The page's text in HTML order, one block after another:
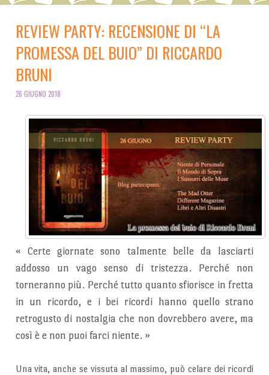
REVIEW PARTY: RECENSIONE DI “LA
PROMESSA DEL BUIO” DI RICCARDO
BRUNI
26 GIUGNO 2018
«
Certe giornate sono talmente belle da lasciarti
addosso un vago senso di tristezza. Perché non
torneranno più. Perché tutto quanto sfiorisce in fretta
in un ricordo, e i bei ricordi hanno quello strano
retrogusto di nostalgia che non dovrebbero avere, ma
così è e non puoi farci niente. »
Una vita, anche se vissuta al massimo, può celare dei ricordi